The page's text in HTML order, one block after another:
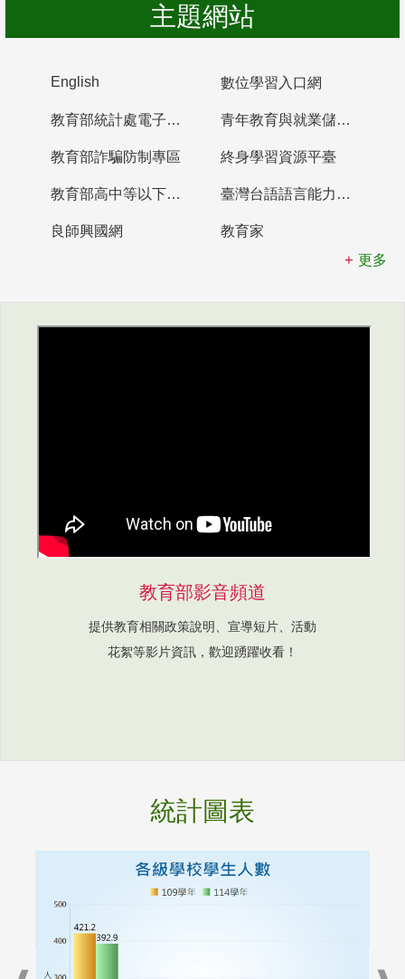
主題網站
English 數位學習入口網
教育部統計處電子書櫃 青年教育與就業儲蓄帳戶
教育部詐騙防制專區 終身學習資源平臺
教育部高中等以下學校及幼兒園教師資格檢定考試 臺灣台語語言能力認證網站
良師興國網
教育家
更多
教育部影音頻道
提供教育相關政策說明、宣導短片、活動
花絮等影片資訊，歡迎踴躍收看！
統計圖表